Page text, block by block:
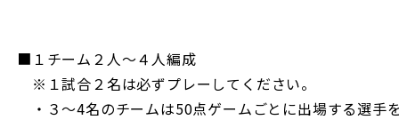
■１チーム２人～４人編成
※１試合２名は必ずプレーしてください。
・３～4名のチームは50点ゲームごとに出場する選手